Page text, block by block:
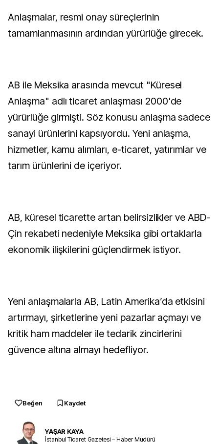
Anlaşmalar, resmi onay süreçlerinin
tamamlanmasının ardından yürürlüğe girecek.
AB ile Meksika arasında mevcut "Küresel
Anlaşma" adlı ticaret anlaşması 2000'de
yürürlüğe girmişti. Söz konusu anlaşma sadece
sanayi ürünlerini kapsıyordu. Yeni anlaşma,
hizmetler, kamu alımları, e-ticaret, yatırımlar ve
tarım ürünlerini de içeriyor.
AB, küresel ticarette artan belirsizlikler ve ABD-
Çin rekabeti nedeniyle Meksika gibi ortaklarla
ekonomik ilişkilerini güçlendirmek istiyor.
Yeni anlaşmalarla AB, Latin Amerika’da etkisini
artırmayı, şirketlerine yeni pazarlar açmayı ve
kritik ham maddeler ile tedarik zincirlerini
güvence altına almayı hedefliyor.
Beğen Kaydet
YAŞAR KAYA
İstanbul Ticaret Gazetesi – Haber Müdürü